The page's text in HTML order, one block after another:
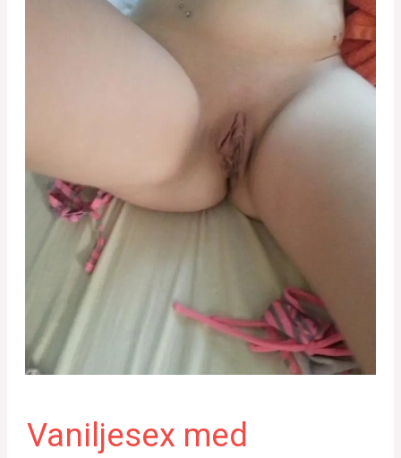
Vaniljesex med